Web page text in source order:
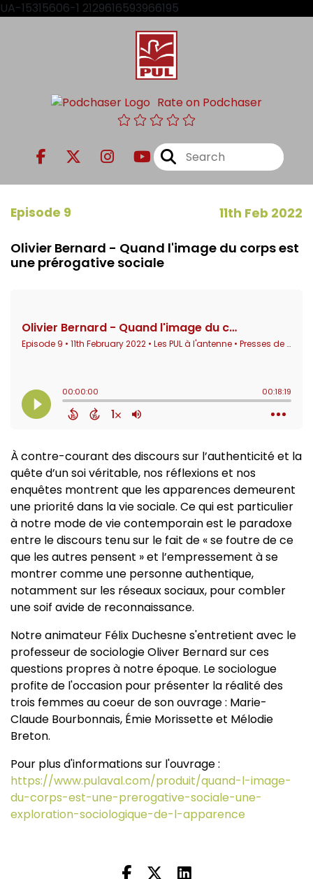
UA-15315606-1 2129616593966195
Rate on Podchaser
Episode 9 11th Feb 2022
Olivier Bernard - Quand l'image du corps est
une prérogative sociale
À contre-courant des discours sur l’authenticité et la
quête d’un soi véritable, nos réflexions et nos
enquêtes montrent que les apparences demeurent
une priorité dans la vie sociale. Ce qui est particulier
à notre mode de vie contemporain est le paradoxe
entre le discours tenu sur le fait de « se foutre de ce
que les autres pensent » et l’empressement à se
montrer comme une personne authentique,
notamment sur les réseaux sociaux, pour combler
une soif avide de reconnaissance.
Notre animateur Félix Duchesne s'entretient avec le
professeur de sociologie Oliver Bernard sur ces
questions propres à notre époque. Le sociologue
profite de l'occasion pour présenter la réalité des
trois femmes au coeur de son ouvrage : Marie-
Claude Bourbonnais, Émie Morissette et Mélodie
Breton.
Pour plus d'informations sur l'ouvrage :
https://www.pulaval.com/produit/quand-l-image-
du-corps-est-une-prerogative-sociale-une-
exploration-sociologique-de-l-apparence